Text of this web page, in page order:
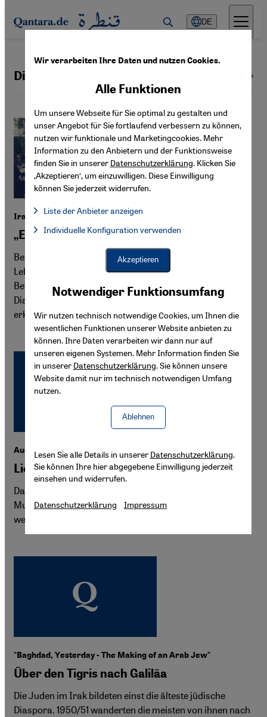
Direkt zum Inhalt springen
DE
Diaspora
Iranische Diaspora in Berlin
„Es ist ein Archiv der Emotionen“
Beim Schahbesuch 1967, aber auch im Zuge der „Frau-
Leben-Freiheit“-Bewegung demonstrierten Tausende in
Berlin. Sanaz Azimipour hat Erinnerungen der iranischen
Diaspora für eine Ausstellung zusammengetragen. Sie
erklärt, was man aus der Vergangenheit lernen kann.
Ausstellung: "Die Geschichte Irans und der Juden"
Licht und Schatten
Das Diaspora-Museum in Tel Aviv zeigt als erstes
Museum weltweit in einer Sonderausstellung die
wechselvolle Geschichte der Juden im Iran.
"Baghdad, Yesterday - The Making of an Arab Jew"
Über den Tigris nach Galiläa
Die Juden im Irak bildeten einst die älteste jüdische
Diaspora. 1950/51 wanderten die meisten von ihnen nach
Wir verarbeiten Ihre Daten und nutzen Cookies.
Notwendiger Funktionsumfang
Wir nutzen technisch notwendige Cookies, um Ihnen die
wesentlichen Funktionen unserer Website anbieten zu
können. Ihre Daten verarbeiten wir dann nur auf
unseren eigenen Systemen. Mehr Information finden Sie
in unserer Datenschutzerklärung. Sie können unsere
Website damit nur im technisch notwendigen Umfang
nutzen.
Ablehnen
Alle Funktionen
Um unsere Webseite für Sie optimal zu gestalten und
unser Angebot für Sie fortlaufend verbessern zu können,
nutzen wir funktionale und Marketingcookies. Mehr
Information zu den Anbietern und der Funktionsweise
finden Sie in unserer Datenschutzerklärung. Klicken Sie
‚Akzeptieren‘, um einzuwilligen. Diese Einwilligung
können Sie jederzeit widerrufen.
Liste der Anbieter anzeigen
Facebook Embed / Facebook Connect, Google Maps Embed,
Facebook Embed / Facebook Connect
Google Maps Embed
Individuelle Konfiguration verwenden
Akzeptieren
Lesen Sie alle Details in unserer Datenschutzerklärung.
Sie können Ihre hier abgegebene Einwilligung jederzeit
einsehen und widerrufen.
Datenschutzerklärung Impressum